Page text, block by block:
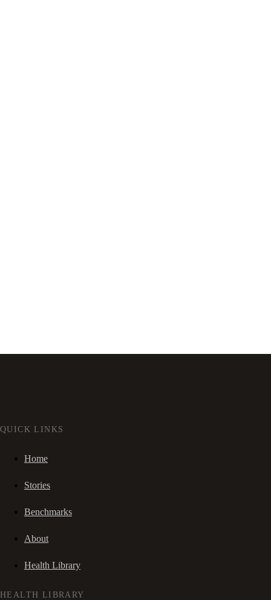
QUICK LINKS
Home
Stories
Benchmarks
About
Health Library
HEALTH LIBRARY